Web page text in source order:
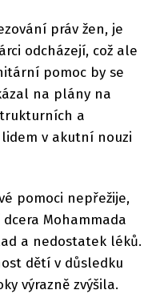
práv žen, je
odcházejí, což ale
pomoc by se
na plány na
a
v akutní nouzi
pomoci nepřežije,
Mohammada
a nedostatek léků.
dětí v důsledku
výrazně zvýšila.